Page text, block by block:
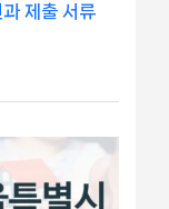
제출 서류